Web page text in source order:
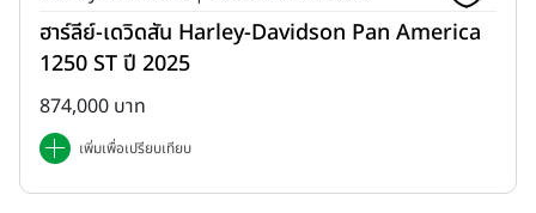
ฮาร์ลีย์-เดวิดสัน Harley-Davidson Pan America
1250 ST ปี 2025
874,000 บาท
เพิ่มเพื่อเปรียบเทียบ